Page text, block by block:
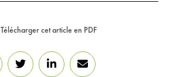
Télécharger cet article en PDF